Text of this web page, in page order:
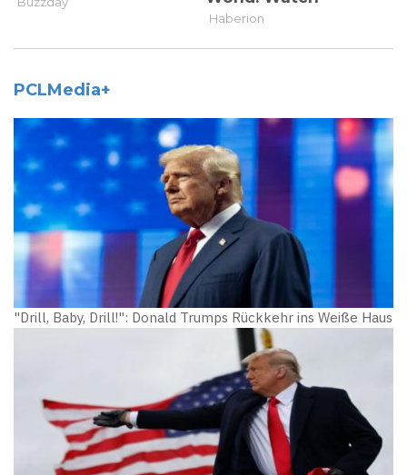
PCLMedia+
"Drill, Baby, Drill!": Donald Trumps Rückkehr ins Weiße Haus